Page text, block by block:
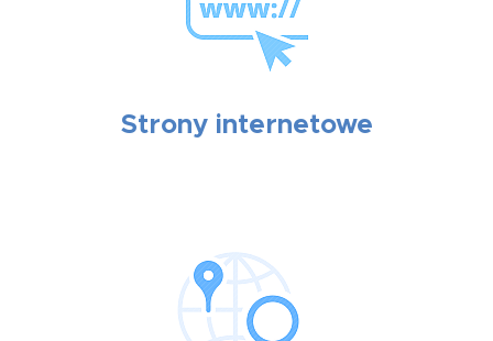
Strony internetowe